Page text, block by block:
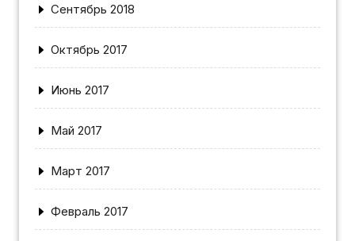
Сентябрь 2018
Октябрь 2017
Июнь 2017
Май 2017
Март 2017
Февраль 2017